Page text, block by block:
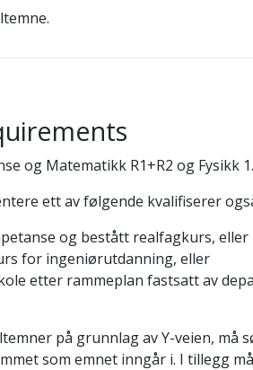
og Matematikk R1+R2 og Fysikk 1.
ett av følgende kvalifiserer
og bestått realfagkurs, eller
for ingeniørutdanning, eller
etter rammeplan fastsatt av
på grunnlag av Y-veien, må
som emnet inngår i. I tillegg